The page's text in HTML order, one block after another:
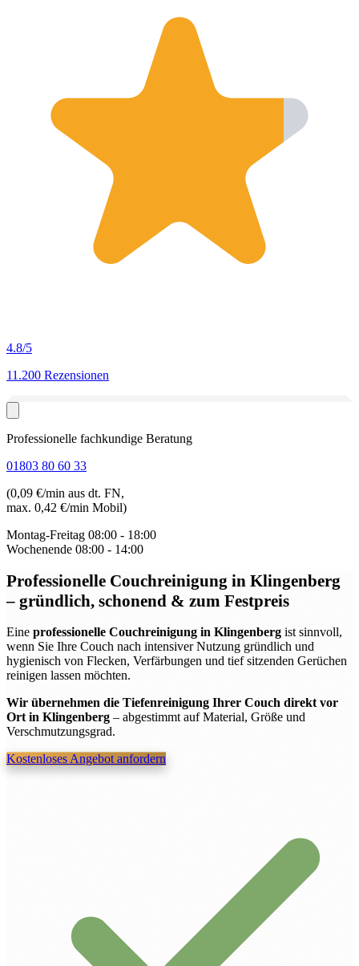
4.8/5
11.200 Rezensionen
Professionelle fachkundige Beratung
01803 80 60 33
(0,09 €/min aus dt. FN,
max. 0,42 €/min Mobil)
Montag-Freitag 08:00 - 18:00
Wochenende 08:00 - 14:00
Professionelle Couchreinigung in Klingenberg
– gründlich, schonend & zum Festpreis
Eine professionelle Couchreinigung in Klingenberg ist sinnvoll,
wenn Sie Ihre Couch nach intensiver Nutzung gründlich und
hygienisch von Flecken, Verfärbungen und tief sitzenden Gerüchen
reinigen lassen möchten.
Wir übernehmen die Tiefenreinigung Ihrer Couch direkt vor
Ort in Klingenberg– abgestimmt auf Material, Größe und
Verschmutzungsgrad.
Kostenloses Angebot anfordern